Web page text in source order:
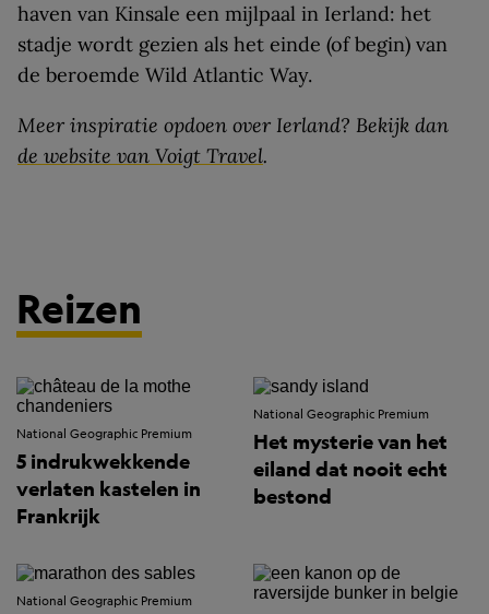
haven van Kinsale een mijlpaal in Ierland: het
stadje wordt gezien als het einde (of begin) van
de beroemde Wild Atlantic Way.
Meer inspiratie opdoen over Ierland? Bekijk dan
de website van Voigt Travel.
Reizen
National Geographic Premium
5 indrukwekkende
verlaten kastelen in
Frankrijk
National Geographic Premium
Het mysterie van het
eiland dat nooit echt
bestond
National Geographic Premium